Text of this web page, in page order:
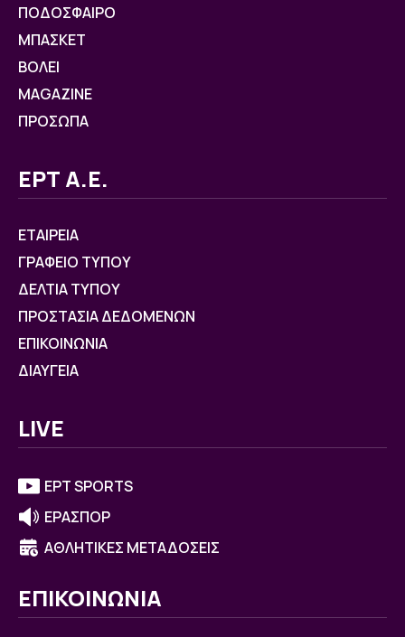
ΠΟΔΟΣΦΑΙΡΟ
ΜΠΑΣΚΕΤ
ΒOΛΕΙ
MAGAZINE
ΠΡΟΣΩΠΑ
ΕΡΤ Α.Ε.
ΕΤΑΙΡΕΙΑ
ΓΡΑΦΕΙΟ ΤΥΠΟΥ
ΔΕΛΤΙΑ ΤΥΠΟΥ
ΠΡΟΣΤΑΣΙΑ ΔΕΔΟΜΕΝΩΝ
ΕΠΙΚΟΙΝΩΝΙΑ
ΔΙΑΥΓΕΙΑ
LIVE
ΕΡΤ SPORTS
ΕΡΑΣΠΟΡ
ΑΘΛΗΤΙΚΕΣ ΜΕΤΑΔΟΣΕΙΣ
ΕΠΙΚΟΙΝΩΝΙΑ